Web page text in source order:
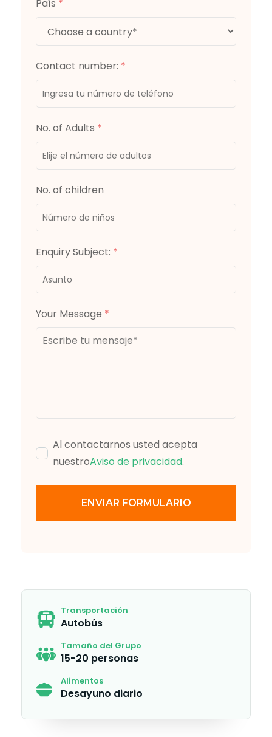
País *
Contact number: *
No. of Adults *
No. of children
Enquiry Subject: *
Your Message *
Al contactarnos usted acepta
nuestroAviso de privacidad.
ENVIAR FORMULARIO
Transportación
Autobús
Tamaño del Grupo
15-20 personas
Alimentos
Desayuno diario